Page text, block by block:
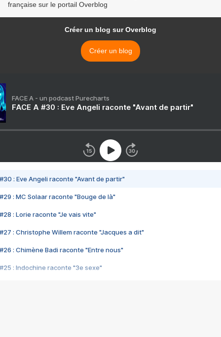
française sur le portail Overblog
Créer un blog sur Overblog
Créer un blog
FACE A - un podcast Purecharts
FACE A #30 : Eve Angeli raconte "Avant de partir"
#30 : Eve Angeli raconte "Avant de partir"
#29 : MC Solaar raconte "Bouge de là"
#28 : Lorie raconte "Je vais vite"
#27 : Christophe Willem raconte "Jacques a dit"
#26 : Chimène Badi raconte "Entre nous"
#25 : Indochine raconte "3e sexe"